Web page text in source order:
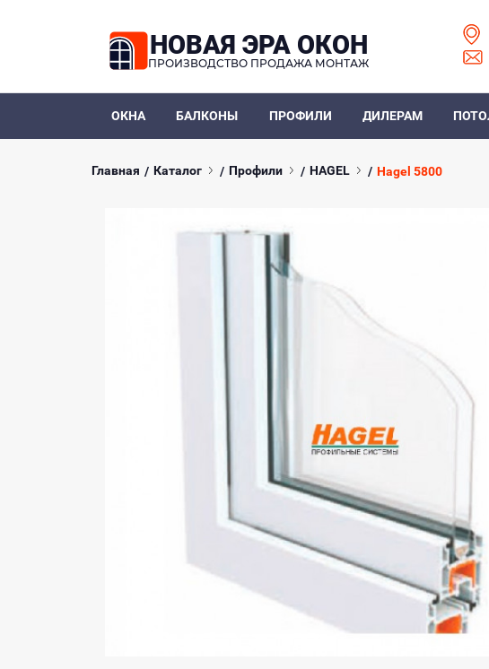
НОВАЯ ЭРА ОКОН
ПРОИЗВОДСТВО ПРОДАЖА МОНТАЖ
ОКНА БАЛКОНЫ ПРОФИЛИ ДИЛЕРАМ
Главная Каталог Профили HAGEL Hagel 5800